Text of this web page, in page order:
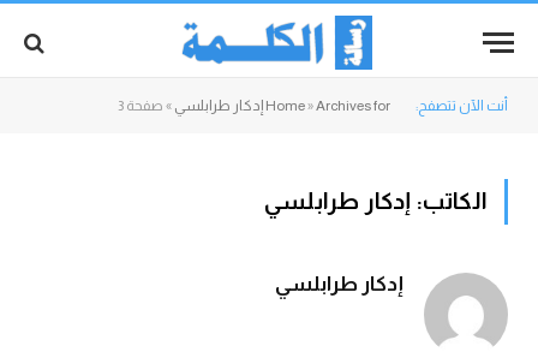
أنت الآن تتصفح: Home»Archives for إدكار طرابلسي » صفحة 3
الكاتب: إدكار طرابلسي
إدكار طرابلسي